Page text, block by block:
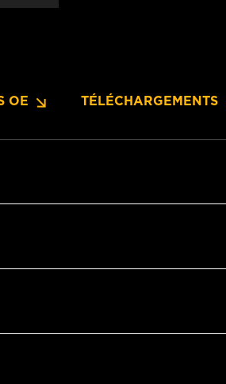
OE TÉLÉCHARGEMENTS